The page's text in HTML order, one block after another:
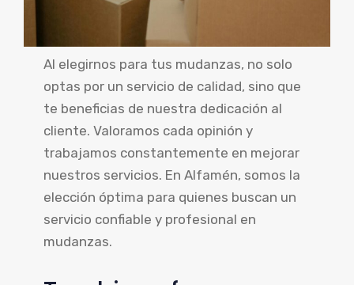
Al elegirnos para tus mudanzas, no solo
optas por un servicio de calidad, sino que
te beneficias de nuestra dedicación al
cliente. Valoramos cada opinión y
trabajamos constantemente en mejorar
nuestros servicios. En Alfamén, somos la
elección óptima para quienes buscan un
servicio confiable y profesional en
mudanzas.